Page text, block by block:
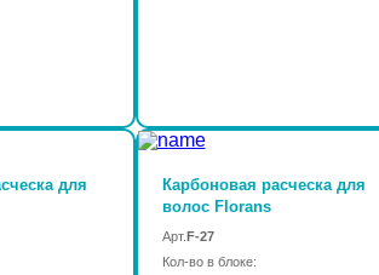
для
Карбоновая расческа для
волос Florans
Арт.F-27
Кол-во в блоке: